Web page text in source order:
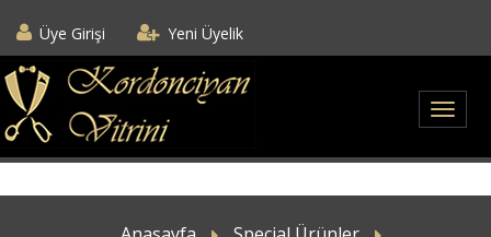
Üye Girişi Yeni Üyelik